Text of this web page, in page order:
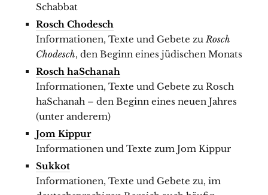
Schabbat
Rosch Chodesch
Informationen, Texte und Gebete zuRosch
Chodesch, den Beginn eines jüdischen Monats
Rosch haSchanah
Informationen, Texte und Gebete zu Rosch
haSchanah – den Beginn eines neuen Jahres
(unter anderem)
Jom Kippur
Informationen und Texte zum Jom Kippur
Sukkot
Informationen, Texte und Gebete zu, im